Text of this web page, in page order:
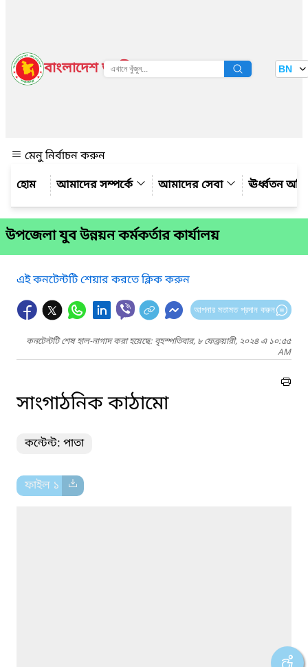
বাংলাদেশ জাতীয় তথ্য বাতায়ন BN
মেনু নির্বাচন করুন
আমাদের সম্পর্কে
আমাদের সেবা ঊর্ধ্বতন
উপজেলা যুব উন্নয়ন কর্মকর্তার কার্যালয়
এই কনটেন্টটি শেয়ার করতে ক্লিক করুন
আপনার মতামত প্রদান করুন
কনটেন্টটি শেষ হাল-নাগাদ করা হয়েছে: বৃহস্পতিবার, ৮ ফেব্রুয়ারী, ২০২৪ এ ১০:৫৫
AM
সাংগাঠনিক কাঠামো
কন্টেন্ট: পাতা
ফাইল ১